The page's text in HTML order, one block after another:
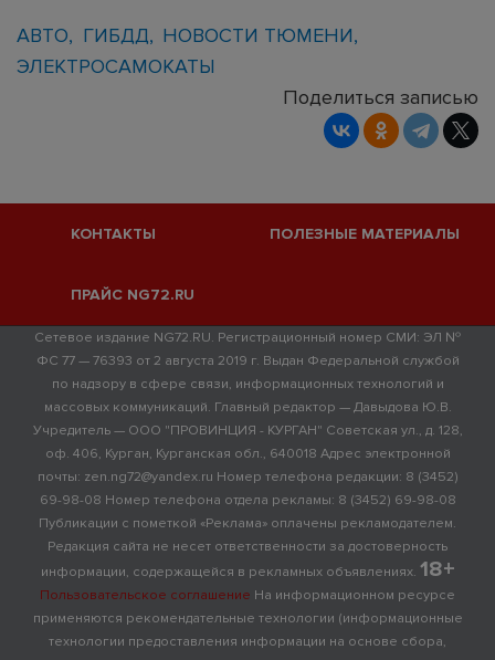
АВТО ГИБДД
НОВОСТИ ТЮМЕНИ
ЭЛЕКТРОСАМОКАТЫ
Поделиться записью
КОНТАКТЫ ПОЛЕЗНЫЕ МАТЕРИАЛЫ
ПРАЙС NG72.RU
Сетевое издание NG72.RU. Регистрационный номер СМИ: ЭЛ №
ФС 77 — 76393 от 2 августа 2019 г. Выдан Федеральной службой
по надзору в сфере связи, информационных технологий и
массовых коммуникаций. Главный редактор — Давыдова Ю.В.
Учредитель — ООО "ПРОВИНЦИЯ - КУРГАН" Советская ул., д. 128,
оф. 406, Курган, Курганская обл., 640018 Адрес электронной
почты: zen.ng72@yandex.ru Номер телефона редакции: 8 (3452)
69-98-08 Номер телефона отдела рекламы: 8 (3452) 69-98-08
Публикации с пометкой «Реклама» оплачены рекламодателем.
Редакция сайта не несет ответственности за достоверность
информации, содержащейся в рекламных объявлениях. 18+
Пользовательское соглашение На информационном ресурсе
применяются рекомендательные технологии (информационные
технологии предоставления информации на основе сбора,